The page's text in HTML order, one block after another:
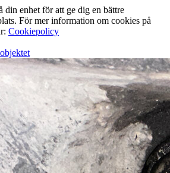
din enhet för att ge dig en bättre
För mer information om cookies på
Cookiepolicy